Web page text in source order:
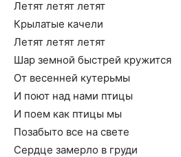
Летят летят летят
Крылатые качели
Летят летят летят
Шар земной быстрей кружится
От весенней кутерьмы
И поют над нами птицы
И поем как птицы мы
Позабыто все на свете
Сердце замерло в груди